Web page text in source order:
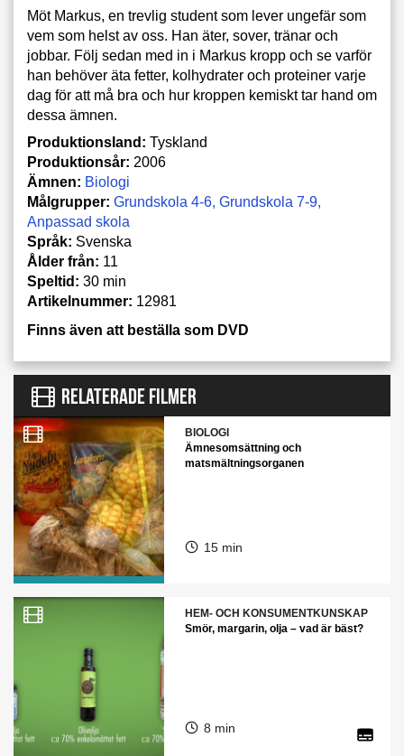
Möt Markus, en trevlig student som lever ungefär som
vem som helst av oss. Han äter, sover, tränar och
jobbar. Följ sedan med in i Markus kropp och se varför
han behöver äta fetter, kolhydrater och proteiner varje
dag för att må bra och hur kroppen kemiskt tar hand om
dessa ämnen.
Produktionsland: Tyskland
Produktionsår: 2006
Ämnen: Biologi
Målgrupper: Grundskola 4-6 Grundskola 7-9
Anpassad skola
Språk: Svenska
Ålder från: 11
Speltid: 30 min
Artikelnummer: 12981
Finns även att beställa som DVD
RELATERADE FILMER
BIOLOGI
Ämnesomsättning och
matsmältningsorganen
15 min
HEM- OCH KONSUMENTKUNSKAP
Smör, margarin, olja – vad är bäst?
8 min